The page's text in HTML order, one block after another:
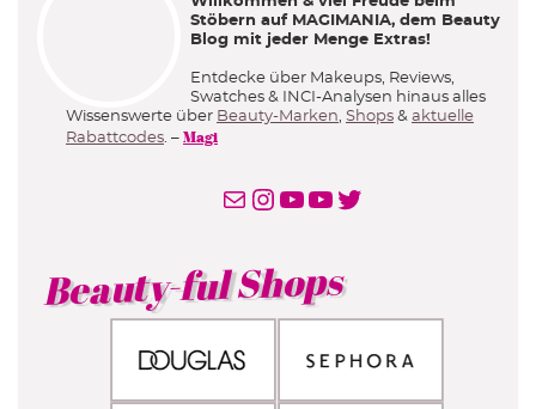
Stöbern auf MAGIMANIA, dem Beauty
Blog mit jeder Menge Extras!
Entdecke über Makeups, Reviews,
Swatches & INCI-Analysen hinaus alles
Wissenswerte über Beauty-Marken, Shops & aktuelle
Rabattcodes. – Magi
Email-Abo Instagram YouTube YouTube Twitter
Beauty-ful Shops